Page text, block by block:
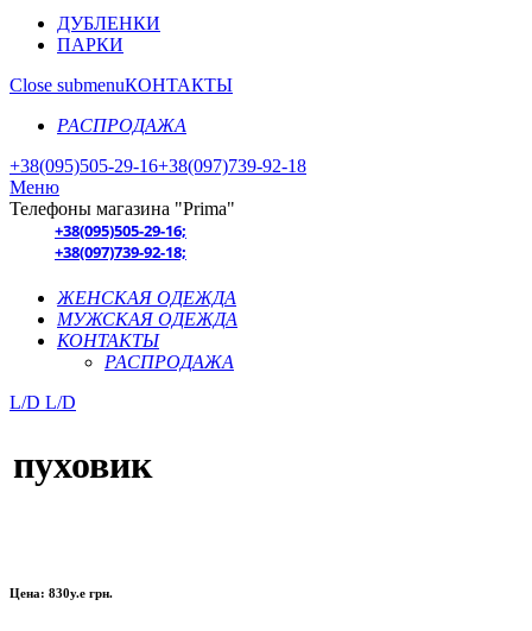
ДУБЛЕНКИ
ПАРКИ
Close submenuКОНТАКТЫ
РАСПРОДАЖА
+38(095)505-29-16+38(097)739-92-18
Меню
Телефоны магазина "Prima"
+38(095)505-29-16;
+38(097)739-92-18;
ЖЕНСКАЯ ОДЕЖДА
МУЖСКАЯ ОДЕЖДА
КОНТАКТЫ
РАСПРОДАЖА
L/D L/D
пуховик
Цена: 830у.е грн.